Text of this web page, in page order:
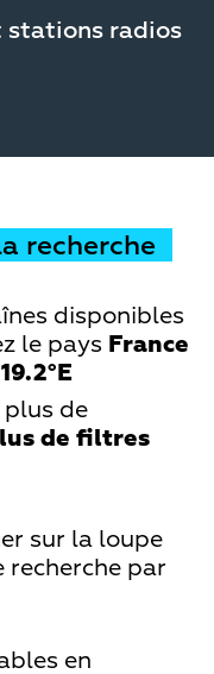
stations radios
recherche
disponibles
le pays France
plus de
de filtres
sur la loupe
recherche par
en